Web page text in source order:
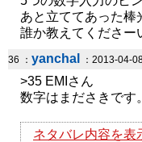
あと立ててあった
誰か教えてくださー
36 ： yanchal ：2013-04-
>35 EMIさん
数字はまださきです
ネタバレ内容を表